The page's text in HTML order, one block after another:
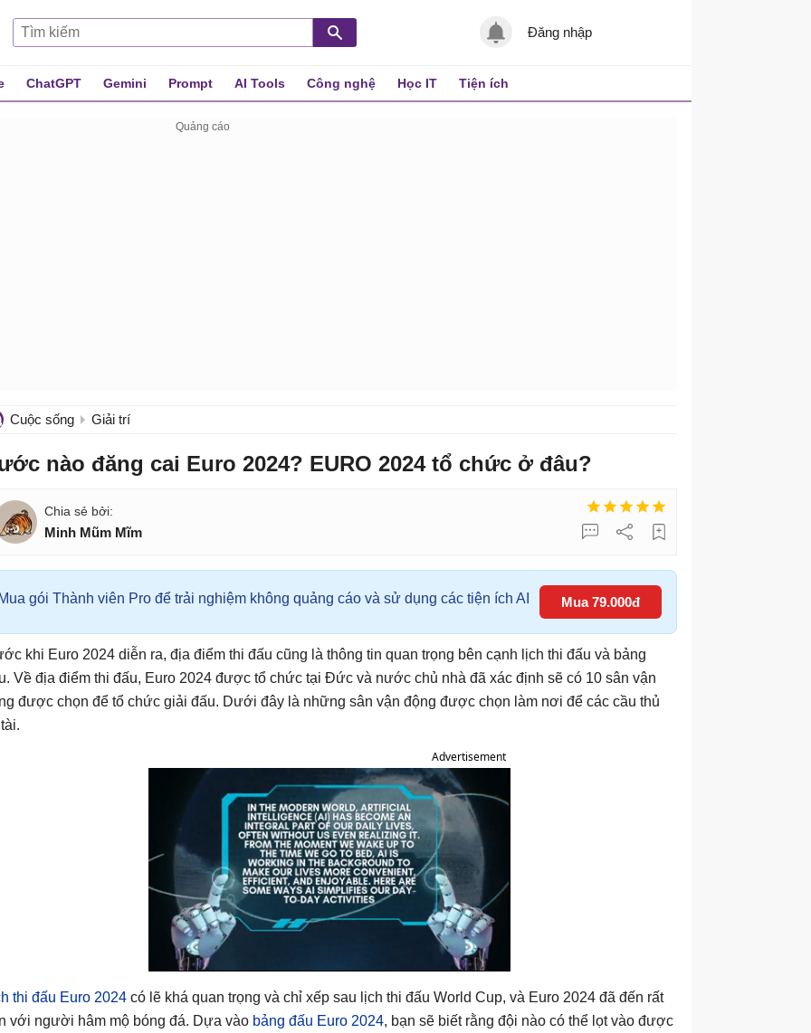
Đăng nhập
ChatGPT Gemini Prompt AI Tools Công nghệ Học IT Tiện ích
Cuộc sống Giải trí
nào đăng cai Euro 2024? EURO 2024 tổ chức ở đâu?
Minh Mũm Mĩm
gói Thành viên Pro để trải nghiệm không quảng cáo và sử dụng các tiện ích AI Mua 79.000đ
khi Euro 2024 diễn ra, địa điểm thi đấu cũng là thông tin quan trọng bên cạnh lịch thi đấu và bảng
Về địa điểm thi đấu, Euro 2024 được tổ chức tại Đức và nước chủ nhà đã xác định sẽ có 10 sân vận
được chọn để tổ chức giải đấu. Dưới đây là những sân vận động được chọn làm nơi để các cầu thủ
Advertisement
thi đấu Euro 2024 có lẽ khá quan trọng và chỉ xếp sau lịch thi đấu World Cup, và Euro 2024 đã đến rất
với người hâm mộ bóng đá. Dựa vào bảng đấu Euro 2024, bạn sẽ biết rằng đội nào có thể lọt vào được